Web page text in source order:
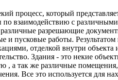
процесс, который
по взаимодействию с
разрешающие
пусковые работы. Результатом
отделкой внутри
Здания - это некие
, а так же различные
Все это используется для